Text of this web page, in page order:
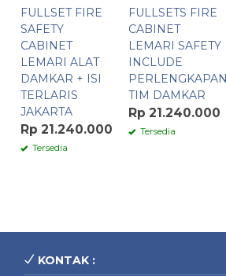
FULLSET FIRE
SAFETY
CABINET
LEMARI ALAT
DAMKAR + ISI
TERLARIS
JAKARTA
Rp 21.240.000
Tersedia
FULLSETS FIRE
CABINET
LEMARI SAFETY
INCLUDE
PERLENGKAPAN
TIM DAMKAR
Rp 21.240.000
Tersedia
KONTAK :